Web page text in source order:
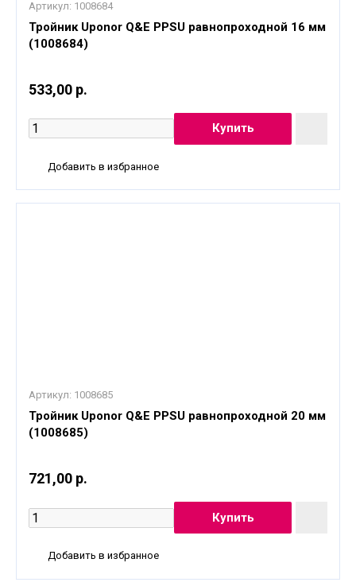
Артикул: 1008684
Тройник Uponor Q&E PPSU равнопроходной 16 мм
(1008684)
533,00 р.
Добавить в избранное
Артикул: 1008685
Тройник Uponor Q&E PPSU равнопроходной 20 мм
(1008685)
721,00 р.
Добавить в избранное